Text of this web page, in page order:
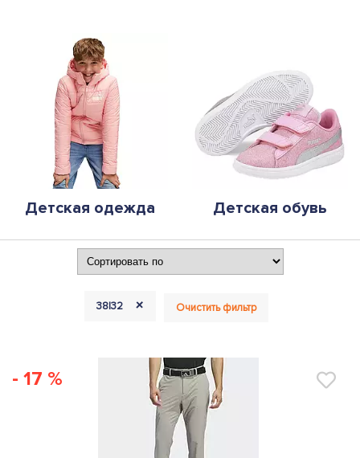
Детская одежда Детская обувь
38|32 + Очистить фильтр
- 17 %